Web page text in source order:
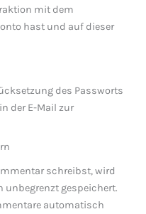
mit dem
hast und auf dieser
des Passworts
der E-Mail zur
schreibst, wird
unbegrenzt gespeichert.
automatisch